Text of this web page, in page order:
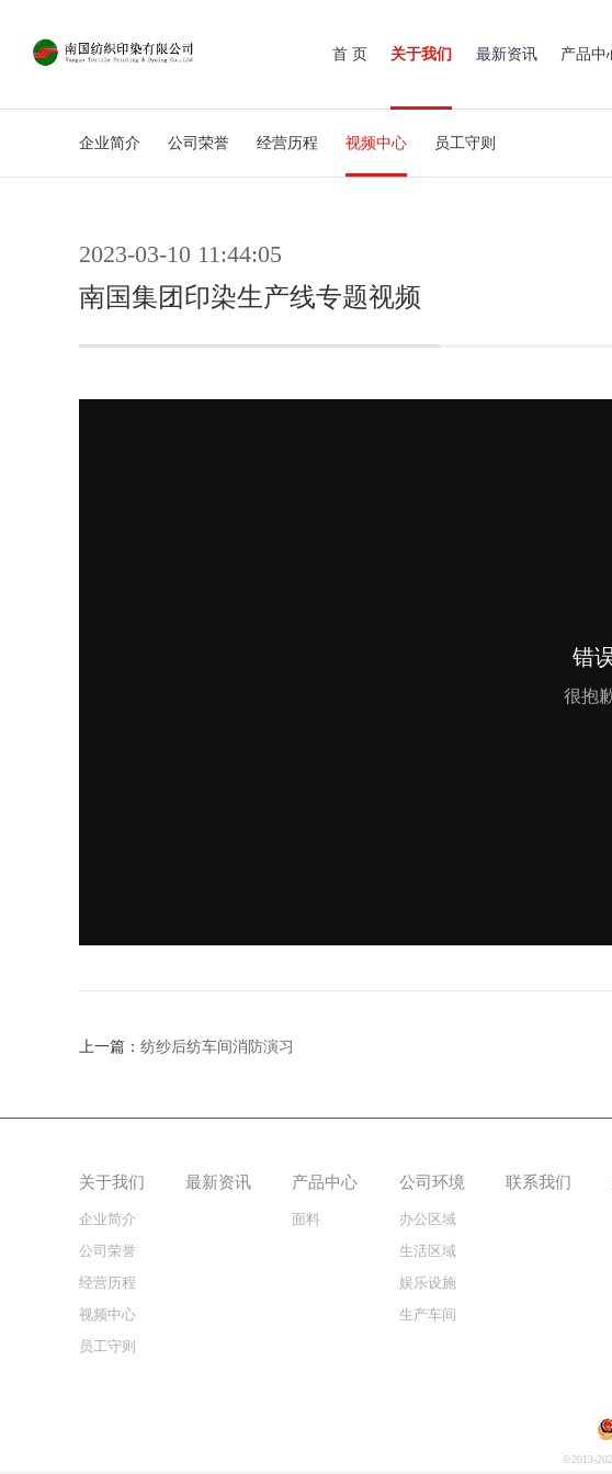
首 页 关于我们 最新资讯 产品中
企业简介 公司荣誉 经营历程 视频中心 员工守则
2023-03-10 11:44:05
南国集团印染生产线专题视频
上一篇： 纺纱后纺车间消防演习
关于我们
企业简介
公司荣誉
经营历程
视频中心
员工守则
最新资讯 产品中心
面料
公司环境
办公区域
生活区域
娱乐设施
生产车间
联系我们
©2013-